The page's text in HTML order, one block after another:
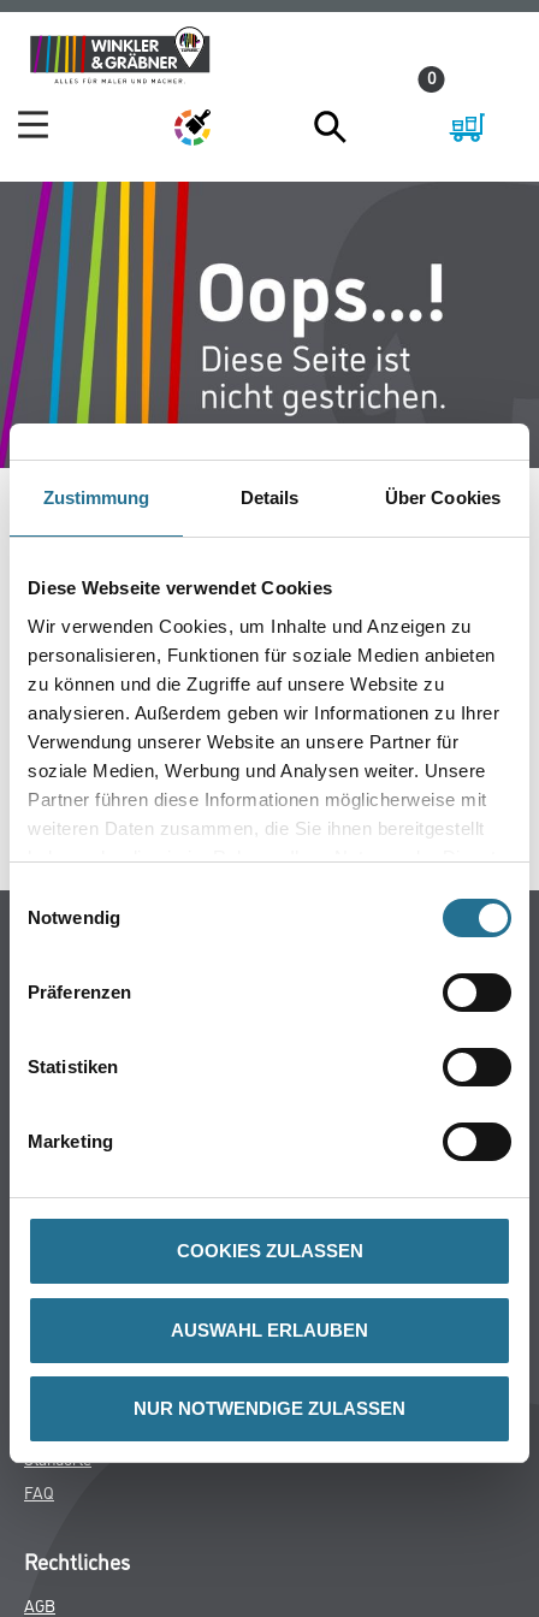
Zustimmung Details Über Cookies
Diese Webseite verwendet Cookies
Wir verwenden Cookies, um Inhalte und Anzeigen zu
personalisieren, Funktionen für soziale Medien anbieten
zu können und die Zugriffe auf unsere Website zu
analysieren. Außerdem geben wir Informationen zu Ihrer
Verwendung unserer Website an unsere Partner für
soziale Medien, Werbung und Analysen weiter. Unsere
Partner führen diese Informationen möglicherweise mit
weiteren Daten zusammen, die Sie ihnen bereitgestellt
haben oder die sie im Rahmen Ihrer Nutzung der Dienste
Einwilligungsauswahl
Notwendig
Präferenzen
Statistiken
Marketing
COOKIES ZULASSEN
AUSWAHL ERLAUBEN
NUR NOTWENDIGE ZULASSEN
Zum
Inhalt
Zum
Navigationsmenü
0
IST AUFGETRETEN
Keine Sorge, wir pinseln schon an der Lösung und
werden das Problem so schnell wie möglich beheben.
Erkunden Sie in der Zwischenzeit unseren Online-Shop
und lassen Sie sich inspirieren.
ZURÜCK ZUM ONLINE-SHOP
Online-Shop
Putze- und Spachtelmassen
Wand- & Deckenbeläge
Winkler & Gräbner
Services
Standorte
FAQ
Rechtliches
AGB